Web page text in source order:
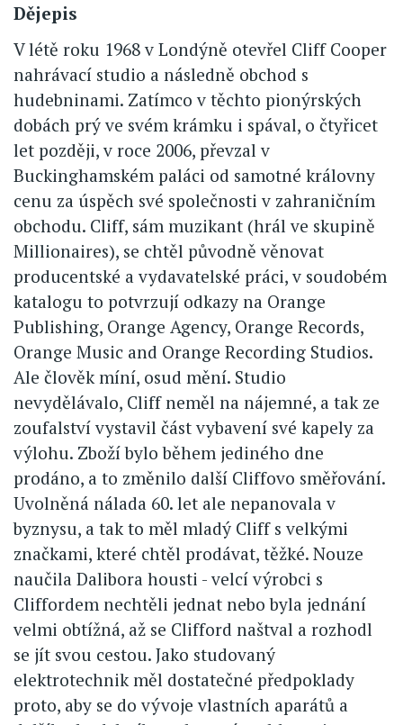
Dějepis
V létě roku 1968 v Londýně otevřel Cliff Cooper
nahrávací studio a následně obchod s
hudebninami. Zatímco v těchto pionýrských
dobách prý ve svém krámku i spával, o čtyřicet
let později, v roce 2006, převzal v
Buckinghamském paláci od samotné královny
cenu za úspěch své společnosti v zahraničním
obchodu. Cliff, sám muzikant (hrál ve skupině
Millionaires), se chtěl původně věnovat
producentské a vydavatelské práci, v soudobém
katalogu to potvrzují odkazy na Orange
Publishing, Orange Agency, Orange Records,
Orange Music and Orange Recording Studios.
Ale člověk míní, osud mění. Studio
nevydělávalo, Cliff neměl na nájemné, a tak ze
zoufalství vystavil část vybavení své kapely za
výlohu. Zboží bylo během jediného dne
prodáno, a to změnilo další Cliffovo směřování.
Uvolněná nálada 60. let ale nepanovala v
byznysu, a tak to měl mladý Cliff s velkými
značkami, které chtěl prodávat, těžké. Nouze
naučila Dalibora housti - velcí výrobci s
Cliffordem nechtěli jednat nebo byla jednání
velmi obtížná, až se Clifford naštval a rozhodl
se jít svou cestou. Jako studovaný
elektrotechnik měl dostatečné předpoklady
proto, aby se do vývoje vlastních aparátů a